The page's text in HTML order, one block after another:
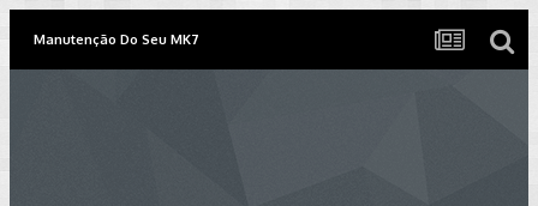
Manutenção Do Seu MK7